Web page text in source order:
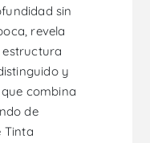
sin
revela
estructura
y
combina
de
Tinta